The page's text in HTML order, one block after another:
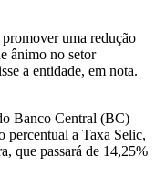
uma redução
ânimo no setor
a entidade, em nota.
Banco Central (BC)
percentual a Taxa Selic,
que passará de 14,25%